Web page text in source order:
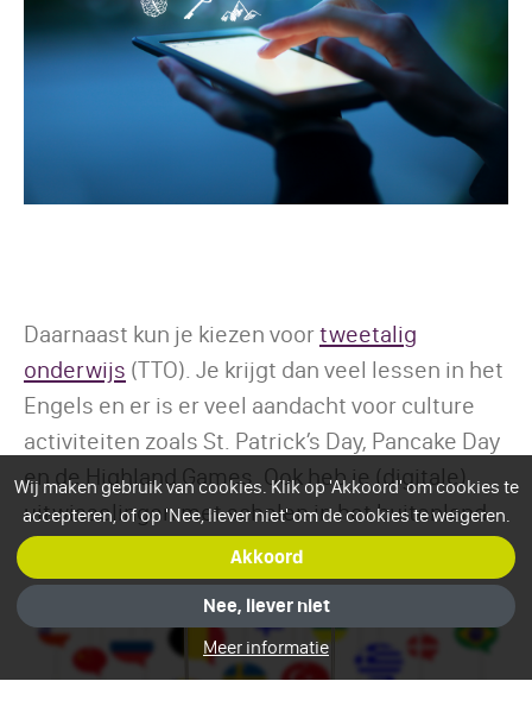
Wij maken gebruik van cookies. Klik op 'Akkoord' om cookies te
accepteren, of op 'Nee, liever niet' om de cookies te weigeren.
Akkoord
Nee, liever niet
Meer informatie
Daarnaast kun je kiezen voortweetalig
onderwijs (TTO). Je krijgt dan veel lessen in het
Engels en er is er veel aandacht voor culture
activiteiten zoals St. Patrick’s Day, Pancake Day
en de Highland Games. Ook heb je (digitale)
uitwisselingen met scholen in het buitenland
en ga je op studiereis naar Engeland.